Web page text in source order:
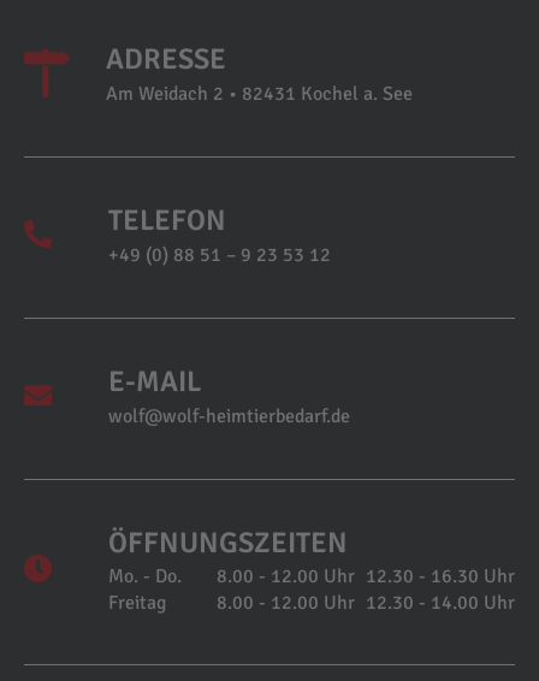
ADRESSE
Am Weidach 2 • 82431 Kochel a. See
TELEFON
+49 (0) 88 51 – 9 23 53 12
E-MAIL
wolf@wolf-heimtierbedarf.de
ÖFFNUNGSZEITEN
Mo. - Do. 8.00 - 12.00 Uhr 12.30 - 16.30 Uhr
Freitag
8.00 - 12.00 Uhr 12.30 - 14.00 Uhr